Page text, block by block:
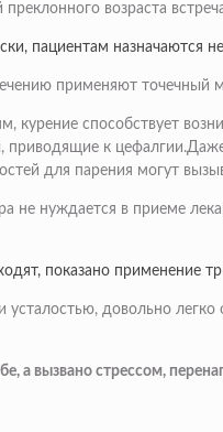
возраста
пациентам назначаются
применяют точечный
курение способствует
к
для парения могут
не нуждается в приеме
показано применение
усталостью, довольно
а вызвано стрессом,